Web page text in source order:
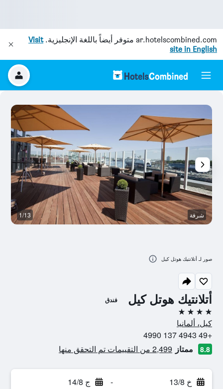
ar.hotelscombined.com متوفر أيضاً باللغة الإنجليزية.Visit
site in English
أتلانتيك هوتل كيل فندق
4 نجوم
كيل، ألمانيا
+49 4943 137 4990
8.8 ممتاز 2,499 من التقييمات تم التحقق منها
خ 13/8 - ج 14/8
شرفة 1/13
صور لـ أتلانتيك هوتل كيل